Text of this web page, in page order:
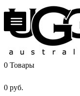
0 Товары
0 руб.